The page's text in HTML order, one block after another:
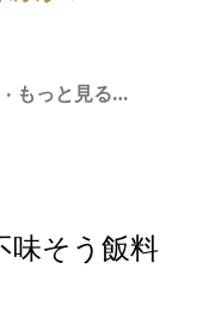
もっと見る…
味そう飯料